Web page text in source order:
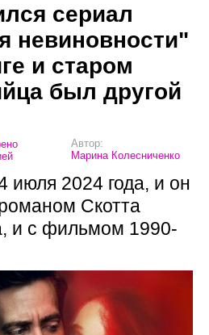
сериал
невиновности"
и старом
был другой
Автор:
Марина Колесниченко
2024 года, и он
Скотта
и с фильмом 1990-